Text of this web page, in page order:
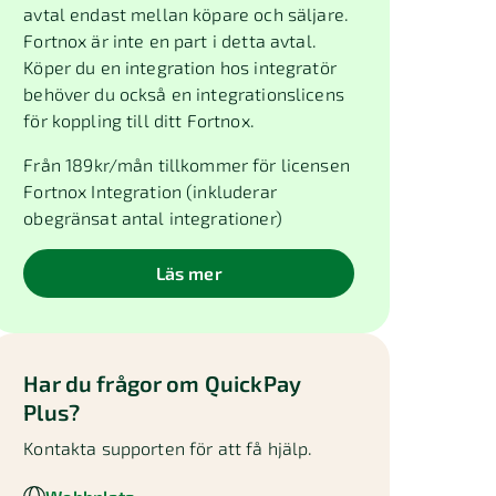
avtal endast mellan köpare och säljare.
Fortnox är inte en part i detta avtal.
Köper du en integration hos integratör
behöver du också en integrationslicens
för koppling till ditt Fortnox.
Från 189kr/mån tillkommer för licensen
Fortnox Integration (inkluderar
obegränsat antal integrationer)
Läs mer
Har du frågor om QuickPay
Plus?
Kontakta supporten för att få hjälp.